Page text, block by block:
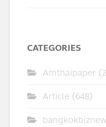
CATEGORIES
Amthaipaper
Article (648)